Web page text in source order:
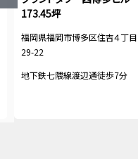
173.45坪
福岡県福岡市博多区住吉４丁目
29-22
地下鉄七隈線渡辺通徒歩7分